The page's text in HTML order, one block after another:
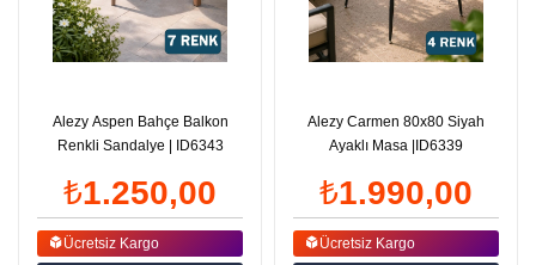
Alezy Aspen Bahçe Balkon
Renkli Sandalye | ID6343
₺1.250,00
Ücretsiz Kargo
Alezy Carmen 80x80 Siyah
Ayaklı Masa |ID6339
₺1.990,00
Ücretsiz Kargo